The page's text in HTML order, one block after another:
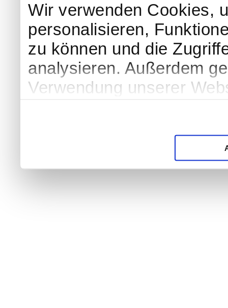
Wir verwenden Cookies,
personalisieren,
zu können und die
analysieren. Außerdem
Verwendung unserer
weiteren Daten
haben oder die sie im